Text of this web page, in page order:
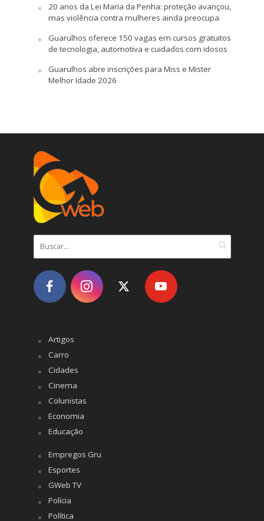
20 anos da Lei Maria da Penha: proteção avançou,
mas violência contra mulheres ainda preocupa
Guarulhos oferece 150 vagas em cursos gratuitos
de tecnologia, automotiva e cuidados com idosos
Guarulhos abre inscrições para Miss e Mister
Melhor Idade 2026
Artigos
Carro
Cidades
Cinema
Colunistas
Economia
Educação
Empregos Gru
Esportes
GWeb TV
Polícia
Política